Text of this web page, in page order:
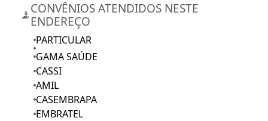
CONVÊNIOS ATENDIDOS NESTE
ENDEREÇO
PARTICULAR
GAMA SAÚDE
CASSI
AMIL
CASEMBRAPA
EMBRATEL